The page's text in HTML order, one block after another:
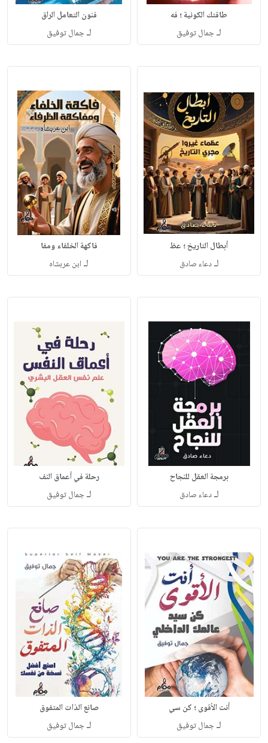
طاقتك الكونية ؛ فه
لـجمال توفيق
فنون التعامل الراق
لـجمال توفيق
أبطال التاريخ ؛ عظ
لـدعاء صادق
فاكهة الخلفاء ومفا
لـ ابن عربشاه
برمجة العقل للنجاح
لـدعاء صادق
رحلة في أعماق النف
لـجمال توفيق
أنت الأقوى ؛ كن سي
لـجمال توفيق
صانع الذات المتفوق
لـجمال توفيق